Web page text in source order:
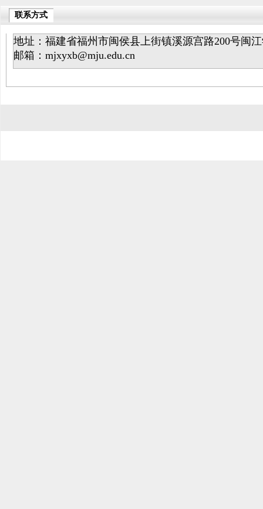
联系方式
地址：福建省福州市闽侯县上街镇溪源宫路200号闽
邮箱：mjxyxb@mju.edu.cn